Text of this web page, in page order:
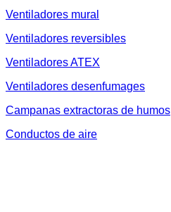
Ventiladores mural
Ventiladores reversibles
Ventiladores ATEX
Ventiladores desenfumages
Campanas extractoras de humos
Conductos de aire